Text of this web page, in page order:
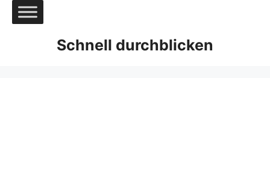
Zum
Inhalt
Schnell durchblicken